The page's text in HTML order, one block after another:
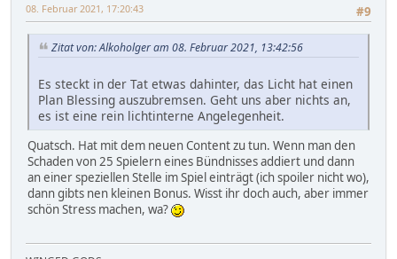
#9
08. Februar 2021, 17:20:43
Zitat von: Alkoholger am 08. Februar 2021, 13:42:56
Es steckt in der Tat etwas dahinter, das Licht hat einen
Plan Blessing auszubremsen. Geht uns aber nichts an,
es ist eine rein lichtinterne Angelegenheit.
Quatsch. Hat mit dem neuen Content zu tun. Wenn man den
Schaden von 25 Spielern eines Bündnisses addiert und dann
an einer speziellen Stelle im Spiel einträgt (ich spoiler nicht wo),
dann gibts nen kleinen Bonus. Wisst ihr doch auch, aber immer
schön Stress machen, wa?